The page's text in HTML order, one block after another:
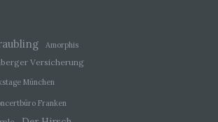
Amorphis
Versicherung
München
Franken